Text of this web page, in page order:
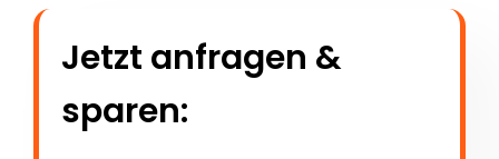
Jetzt anfragen &
sparen: